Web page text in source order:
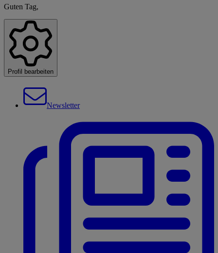
Guten Tag,
Profil bearbeiten
Newsletter